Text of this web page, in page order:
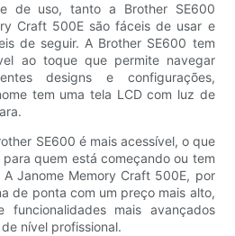
de uso, tanto a Brother SE600
Craft 500E são fáceis de usar e
de seguir. A Brother SE600 tem
ao toque que permite navegar
designs e configurações,
tem uma tela LCD com luz de
SE600 é mais acessível, o que
quem está começando ou tem
Janome Memory Craft 500E, por
de ponta com um preço mais alto,
funcionalidades mais avançados
nível profissional.